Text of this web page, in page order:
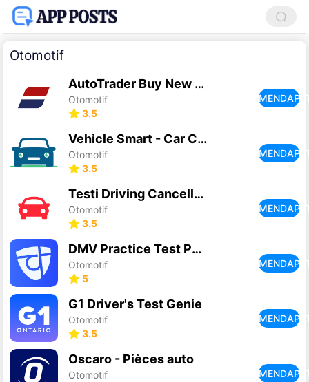
Otomotif
AutoTrader Buy New & Used Cars
Otomotif
3.5
Vehicle Smart - Car Check
Otomotif
3.5
Testi Driving Cancellations UK
Otomotif
3.5
DMV Practice Test Permit Genie
Otomotif
5
G1 Driver's Test Genie
Otomotif
3.5
Oscaro - Pièces auto
Otomotif